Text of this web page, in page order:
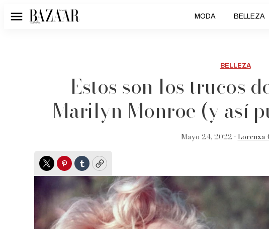
Menú MODA BELLEZA
BELLEZA
Estos son los trucos
Marilyn Monroe (y así
Mayo 24, 2022 • Lorenza
TwitterPinterest
TumblrCopy